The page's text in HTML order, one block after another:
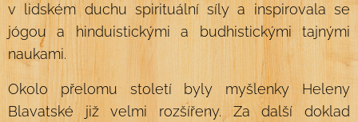
v lidském duchu spirituální síly a inspirovala se
jógou a hinduistickými a budhistickými tajnými
naukami.
Okolo přelomu století byly myšlenky Heleny
Blavatské již velmi rozšířeny. Za další doklad